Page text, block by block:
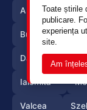
Toate știrile
publicare.
experiența
site.
Am
Arges
Buzau
Dambovita
Ialomita
Valcea